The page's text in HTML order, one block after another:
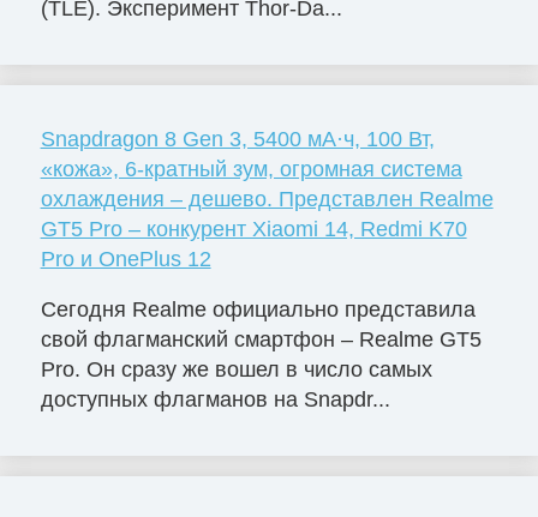
(TLE). Эксперимент Thor-Da...
Snapdragon 8 Gen 3, 5400 мА·ч, 100 Вт,
«кожа», 6-кратный зум, огромная система
охлаждения – дешево. Представлен Realme
GT5 Pro – конкурент Xiaomi 14, Redmi K70
Pro и OnePlus 12
Сегодня Realme официально представила
свой флагманский смартфон – Realme GT5
Pro. Он сразу же вошел в число самых
доступных флагманов на Snapdr...